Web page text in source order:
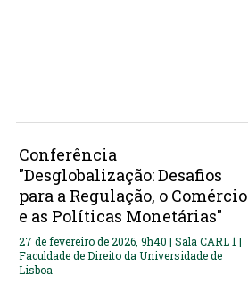
Conferência
"Desglobalização: Desafios
para a Regulação, o Comércio
e as Políticas Monetárias"
27 de fevereiro de 2026, 9h40 | Sala CARL 1 |
Faculdade de Direito da Universidade de
Lisboa